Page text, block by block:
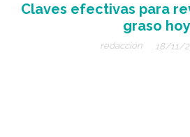
Claves efectivas para
graso hoy
redacción 18/11/